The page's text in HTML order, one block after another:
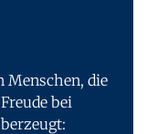
Menschen, die
bei